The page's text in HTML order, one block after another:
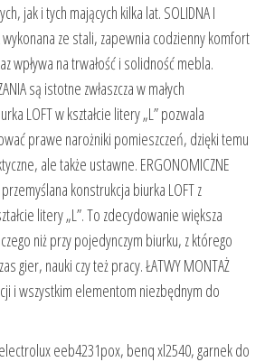
jak i tych mających kilka lat. SOLIDNA I
wykonana ze stali, zapewnia codzienny komfort
wpływa na trwałość i solidność mebla.
są istotne zwłaszcza w małych
LOFT w kształcie litery „L” pozwala
prawe narożniki pomieszczeń, dzięki temu
ale także ustawne. ERGONOMICZNE
konstrukcja biurka LOFT z
litery „L”. To zdecydowanie większa
niż przy pojedynczym biurku, z którego
gier, nauki czy też pracy. ŁATWY MONTAŻ
i wszystkim elementom niezbędnym do
eeb4231pox, benq xl2540, garnek do